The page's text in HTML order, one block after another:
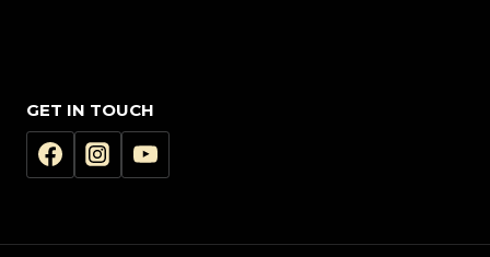
GET IN TOUCH